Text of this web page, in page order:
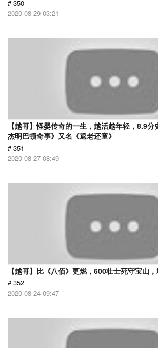
# 350
2020-08-29 03:21
【越哥】怪婴传奇的一生，越活越年轻，8.9
杰明巴顿奇事》又名《返老还童》
# 351
2020-08-27 08:49
【越哥】比《八佰》更燃，600壮士死守宝山
# 352
2020-08-24 09:47